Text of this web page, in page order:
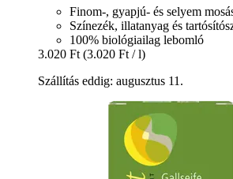
Finom-, gyapjú- és selyem
Színezék, illatanyag és
100% biológiailag lebomló
3.020 Ft (3.020 Ft / l)
Szállítás eddig: augusztus 11.